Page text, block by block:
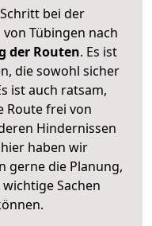
bei der
Tübingen nach
der Routen. Es ist
die sowohl sicher
ist auch ratsam,
Route frei von
Hindernissen
haben wir
gerne die Planung,
Sachen